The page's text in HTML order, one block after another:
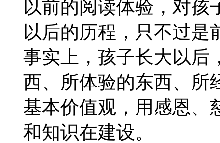
以前的阅读体验，对孩
以后的历程，只不过是
事实上，孩子长大以后
西、所体验的东西、所
基本价值观，用感恩、
和知识在建设。